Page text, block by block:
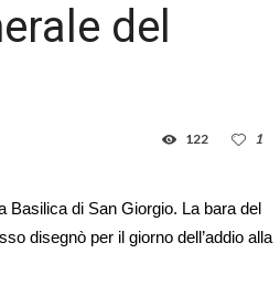
del
1
122
Basilica di San Giorgio. La bara del
disegnò per il giorno dell’addio alla